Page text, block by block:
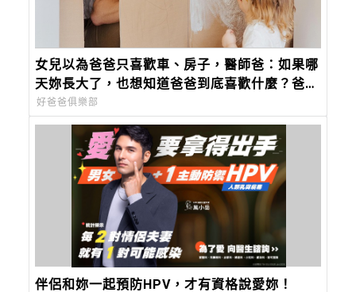
女兒以為爸爸只喜歡車、房子，醫師爸：如果哪
天妳長大了，也想知道爸爸到底喜歡什麼？爸爸
的答案會是：「妳。」
好爸爸俱樂部
伴侶和妳一起預防HPV，才有資格說愛妳！